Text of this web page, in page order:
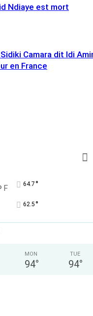
Ndiaye est mort
Camara dit Idi
en France
F 64.7 °
62.5 °
MON
94°
TUE
94°